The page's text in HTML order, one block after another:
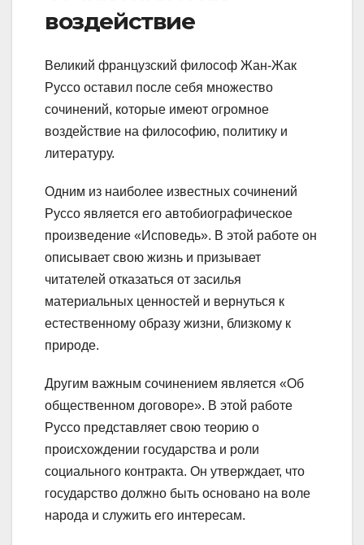
воздействие
Великий французский философ Жан-Жак
Руссо оставил после себя множество
сочинений, которые имеют огромное
воздействие на философию, политику и
литературу.
Одним из наиболее известных сочинений
Руссо является его автобиографическое
произведение «Исповедь». В этой работе он
описывает свою жизнь и призывает
читателей отказаться от засилья
материальных ценностей и вернуться к
естественному образу жизни, близкому к
природе.
Другим важным сочинением является «Об
общественном договоре». В этой работе
Руссо представляет свою теорию о
происхождении государства и роли
социального контракта. Он утверждает, что
государство должно быть основано на воле
народа и служить его интересам.